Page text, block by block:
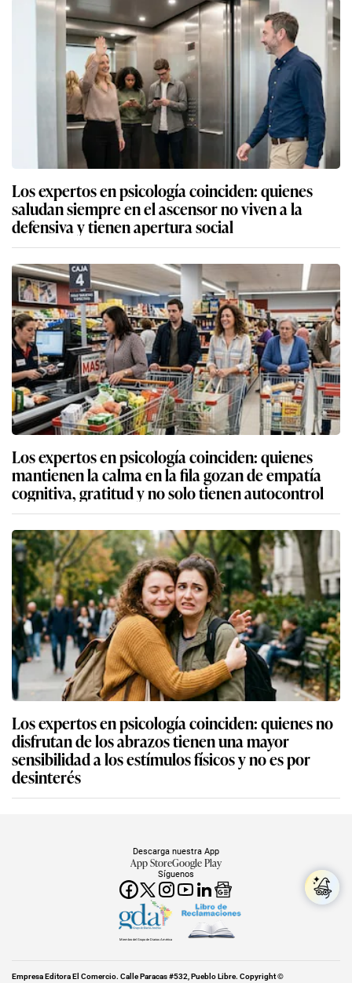
Los expertos en psicología coinciden: quienes
saludan siempre en el ascensor no viven a la
defensiva y tienen apertura social
Los expertos en psicología coinciden: quienes
mantienen la calma en la fila gozan de empatía
cognitiva, gratitud y no solo tienen autocontrol
Los expertos en psicología coinciden: quienes no
disfrutan de los abrazos tienen una mayor
sensibilidad a los estímulos físicos y no es por
desinterés
Síguenos
Descarga nuestra App
App StoreGoogle Play
Miembro del Grupo de Diarios América
Empresa Editora El Comercio. Calle Paracas #532, Pueblo Libre. Copyright ©